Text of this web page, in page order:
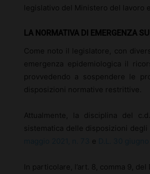
legislativo del Ministero del lavoro
LA NORMATIVA DI EMERGENZA
Come noto il legislatore, con
emergenza epidemiologica il
provvedendo a sospendere le
disposizioni normative restrittive.
Attualmente, la disciplina del
sistematica delle disposizioni
e
In particolare, l’art. 8, comma 9,